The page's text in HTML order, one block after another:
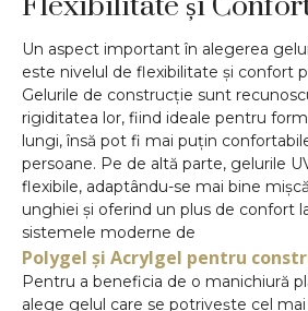
Un aspect important în alegerea
este nivelul de flexibilitate și confort
Gelurile de construcție sunt
rigiditatea lor, fiind ideale pentru
lungi, însă pot fi mai puțin
persoane. Pe de altă parte, gelurile
flexibile, adaptându-se mai bine
unghiei și oferind un plus de confort
sistemele moderne de
Polygel și Acrylgel pentru
Pentru a beneficia de o manichiură
alege gelul care se potrivește cel